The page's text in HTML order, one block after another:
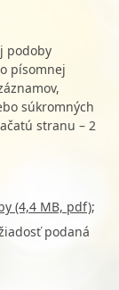
podoby
písomnej
súkromných
stranu – 2
(4,4 MB, pdf);
podaná